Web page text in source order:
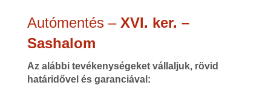
Autómentés – XVI. ker. –
Sashalom
Az alábbi tevékenységeket vállaljuk, rövid
határidővel és garanciával: